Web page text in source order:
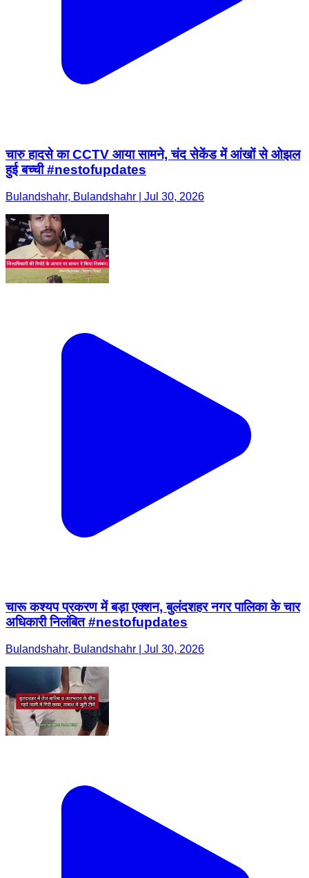
चारु हादसे का CCTV आया सामने, चंद सेकेंड में आंखों से ओझल
हुई बच्ची #nestofupdates
Bulandshahr, Bulandshahr | Jul 30, 2026
चारू कश्यप प्रकरण में बड़ा एक्शन, बुलंदशहर नगर पालिका के चार
अधिकारी निलंबित #nestofupdates
Bulandshahr, Bulandshahr | Jul 30, 2026